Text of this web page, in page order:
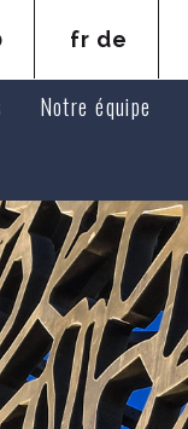
fr de
Notre équipe